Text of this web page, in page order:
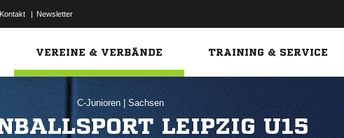
| Newsletter
VEREINE & VERBÄNDE TRAINING & SERVICE
C-Junioren Sachsen
LEIPZIG U15